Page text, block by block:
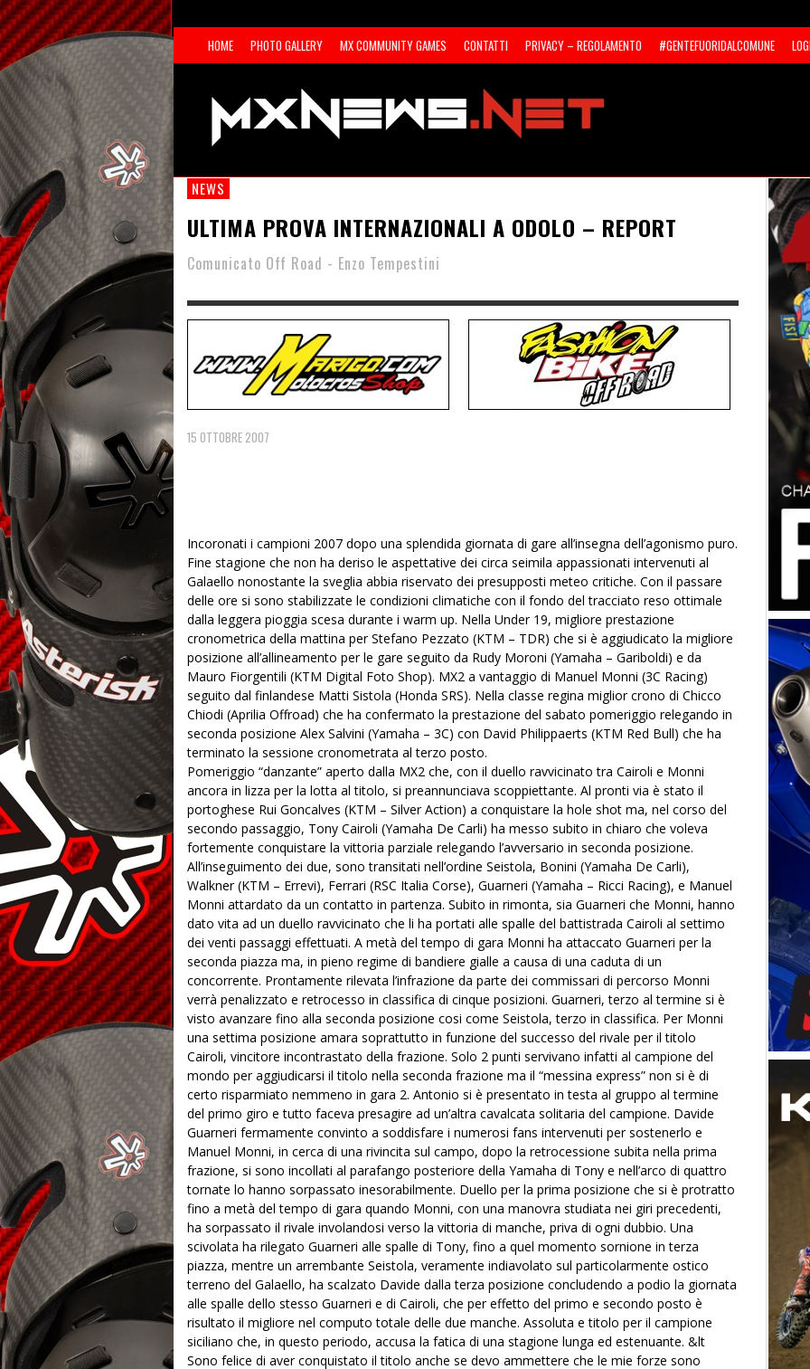
HOME PHOTO GALLERY MX COMMUNITY GAMES CONTATTI PRIVACY – REGOLAMENTO #GENTEFUORIDALCOMUNE
NEWS
ULTIMA PROVA INTERNAZIONALI A ODOLO – REPORT
Comunicato Off Road - Enzo Tempestini
15 OTTOBRE 2007
Incoronati i campioni 2007 dopo una splendida giornata di gare all’insegna dell’agonismo puro.
Fine stagione che non ha deriso le aspettative dei circa seimila appassionati intervenuti al
Galaello nonostante la sveglia abbia riservato dei presupposti meteo critiche. Con il passare
delle ore si sono stabilizzate le condizioni climatiche con il fondo del tracciato reso ottimale
dalla leggera pioggia scesa durante i warm up. Nella Under 19, migliore prestazione
cronometrica della mattina per Stefano Pezzato (KTM – TDR) che si è aggiudicato la migliore
posizione all’allineamento per le gare seguito da Rudy Moroni (Yamaha – Gariboldi) e da
Mauro Fiorgentili (KTM Digital Foto Shop). MX2 a vantaggio di Manuel Monni (3C Racing)
seguito dal finlandese Matti Sistola (Honda SRS). Nella classe regina miglior crono di Chicco
Chiodi (Aprilia Offroad) che ha confermato la prestazione del sabato pomeriggio relegando in
seconda posizione Alex Salvini (Yamaha – 3C) con David Philippaerts (KTM Red Bull) che ha
terminato la sessione cronometrata al terzo posto.
Pomeriggio “danzante” aperto dalla MX2 che, con il duello ravvicinato tra Cairoli e Monni
ancora in lizza per la lotta al titolo, si preannunciava scoppiettante. Al pronti via è stato il
portoghese Rui Goncalves (KTM – Silver Action) a conquistare la hole shot ma, nel corso del
secondo passaggio, Tony Cairoli (Yamaha De Carli) ha messo subito in chiaro che voleva
fortemente conquistare la vittoria parziale relegando l’avversario in seconda posizione.
All’inseguimento dei due, sono transitati nell’ordine Seistola, Bonini (Yamaha De Carli),
Walkner (KTM – Errevi), Ferrari (RSC Italia Corse), Guarneri (Yamaha – Ricci Racing), e Manuel
Monni attardato da un contatto in partenza. Subito in rimonta, sia Guarneri che Monni, hanno
dato vita ad un duello ravvicinato che li ha portati alle spalle del battistrada Cairoli al settimo
dei venti passaggi effettuati. A metà del tempo di gara Monni ha attaccato Guarneri per la
seconda piazza ma, in pieno regime di bandiere gialle a causa di una caduta di un
concorrente. Prontamente rilevata l’infrazione da parte dei commissari di percorso Monni
verrà penalizzato e retrocesso in classifica di cinque posizioni. Guarneri, terzo al termine si è
visto avanzare fino alla seconda posizione cosi come Seistola, terzo in classifica. Per Monni
una settima posizione amara soprattutto in funzione del successo del rivale per il titolo
Cairoli, vincitore incontrastato della frazione. Solo 2 punti servivano infatti al campione del
mondo per aggiudicarsi il titolo nella seconda frazione ma il “messina express” non si è di
certo risparmiato nemmeno in gara 2. Antonio si è presentato in testa al gruppo al termine
del primo giro e tutto faceva presagire ad un’altra cavalcata solitaria del campione. Davide
Guarneri fermamente convinto a soddisfare i numerosi fans intervenuti per sostenerlo e
Manuel Monni, in cerca di una rivincita sul campo, dopo la retrocessione subita nella prima
frazione, si sono incollati al parafango posteriore della Yamaha di Tony e nell’arco di quattro
tornate lo hanno sorpassato inesorabilmente. Duello per la prima posizione che si è protratto
fino a metà del tempo di gara quando Monni, con una manovra studiata nei giri precedenti,
ha sorpassato il rivale involandosi verso la vittoria di manche, priva di ogni dubbio. Una
scivolata ha rilegato Guarneri alle spalle di Tony, fino a quel momento sornione in terza
piazza, mentre un arrembante Seistola, veramente indiavolato sul particolarmente ostico
terreno del Galaello, ha scalzato Davide dalla terza posizione concludendo a podio la giornata
alle spalle dello stesso Guarneri e di Cairoli, che per effetto del primo e secondo posto è
risultato il migliore nel computo totale delle due manche. Assoluta e titolo per il campione
siciliano che, in questo periodo, accusa la fatica di una stagione lunga ed estenuante. &lt
Sono felice di aver conquistato il titolo anche se devo ammettere che le mie forze sono